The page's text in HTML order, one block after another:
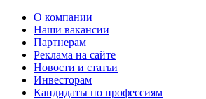
О компании
Наши вакансии
Партнерам
Реклама на сайте
Новости и статьи
Инвесторам
Кандидаты по профессиям